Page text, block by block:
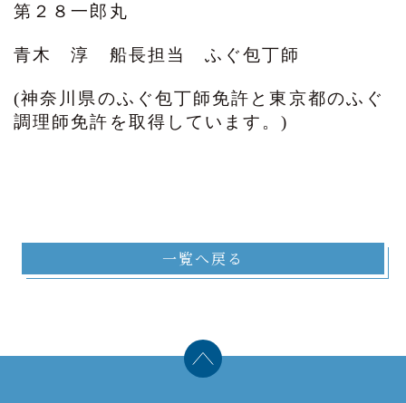
第２８一郎丸
青木 淳 船長担当 ふぐ包丁師
(神奈川県のふぐ包丁師免許と東京都のふぐ
調理師免許を取得しています。)
一覧へ戻る